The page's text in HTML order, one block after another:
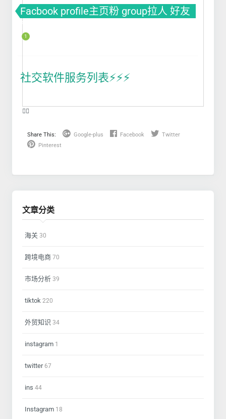
Facbook profile主页粉 group拉人 好友
fb粉丝 fb涨粉
1
社交软件服务列表⚡️⚡️⚡️
❤️‍🔥
Share This: Google-plus Facebook
Twitter
Pinterest
文章分类
海关 30
跨境电商 70
市场分析 39
tiktok 220
外贸知识 34
instagram 1
twitter67
ins 44
Instagram 18